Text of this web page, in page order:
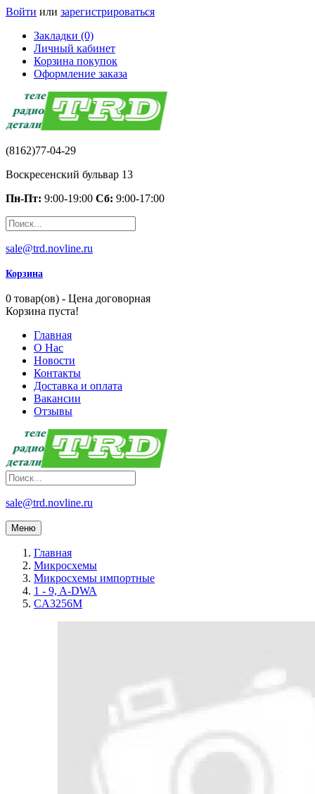
Войти или зарегистрироваться
Закладки (0)
Личный кабинет
Корзина покупок
Оформление заказа
(8162)77-04-29
Воскресенский бульвар 13
Пн-Пт: 9:00-19:00 Сб: 9:00-17:00
sale@trd.novline.ru
Корзина
0 товар(ов) - Цена договорная
Корзина пуста!
Главная
О Нас
Новости
Контакты
Доставка и оплата
Вакансии
Отзывы
sale@trd.novline.ru
Меню
Главная
Микросхемы
Микросхемы импортные
1 - 9, A-DWA
CA3256M